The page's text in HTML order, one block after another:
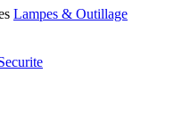
Lampes & Outillage